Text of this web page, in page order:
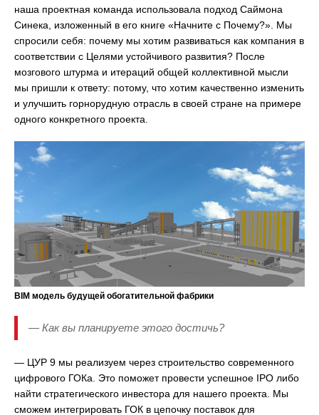
наша проектная команда использовала подход Саймона
Синека, изложенный в его книге «Начните с Почему?». Мы
спросили себя: почему мы хотим развиваться как компания в
соответствии с Целями устойчивого развития? После
мозгового штурма и итераций общей коллективной мысли
мы пришли к ответу: потому, что хотим качественно изменить
и улучшить горнорудную отрасль в своей стране на примере
одного конкретного проекта.
BIM модель будущей обогатительной фабрики
— Как вы планируете этого достичь?
— ЦУР 9 мы реализуем через строительство современного
цифрового ГОКа. Это поможет провести успешное IPO либо
найти стратегического инвестора для нашего проекта. Мы
сможем интегрировать ГОК в цепочку поставок для